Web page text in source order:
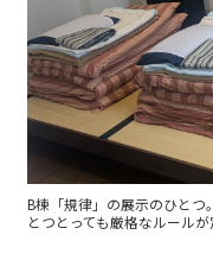
B棟「規律」の展示のひと
とつとっても厳格なルール